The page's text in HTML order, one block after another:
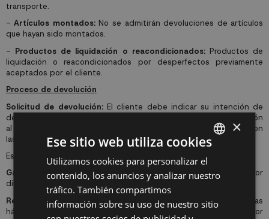
transporte.
- Artículos montados:No se admitirán devoluciones de artículos
que hayan sido montados.
- Productos de liquidación o reacondicionados:Productos de
liquidación o reacondicionados por desperfectos previamente
aceptados por el cliente.
Proceso de devolución
Solicitud de devolución:El cliente debe indicar su intención de
devolver el producto por correo electrónico. El equipo de atención
al cliente responderá en un periodo de 24 – 48 horas hábiles con
las instrucciones precisas para la devolución.
Este plazo se interrumpirá una vez enviada la solicitud.
Gastos de devolución:Los gastos de devolución por
disconformidad correrán a cargo del cliente.
Reembolso:El reembolso se efectuará en un plazo de 14 días
hábiles a partir de la recepción y revisión de los productos por
SPANISH
ES
PT
×
Ese sitio web utiliza cookies
Utilizamos cookies para personalizar el
contenido, los anuncios y analizar nuestro
tráfico. También compartimos
información sobre su uso de nuestro sitio